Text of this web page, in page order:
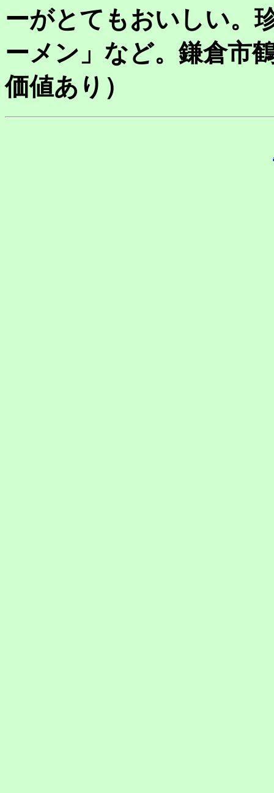
ーがとてもおいしい。
ーメン」など。鎌倉市
価値あり）